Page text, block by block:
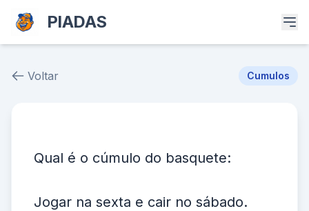
PIADAS
Voltar Cumulos
Qual é o cúmulo do basquete:
Jogar na sexta e cair no sábado.